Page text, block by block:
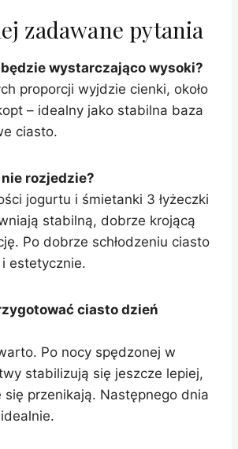
zadawane pytania
wystarczająco wysoki?
proporcji wyjdzie cienki, około
– idealny jako stabilna baza
ciasto.
rozjedzie?
jogurtu i śmietanki 3 łyżeczki
stabilną, dobrze krojącą
Po dobrze schłodzeniu ciasto
estetycznie.
ciasto dzień
Po nocy spędzonej w
stabilizują się jeszcze lepiej,
się przenikają. Następnego dnia